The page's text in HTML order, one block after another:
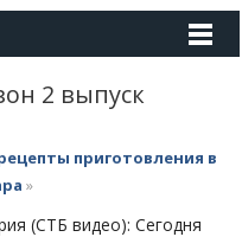
2 выпуск
приготовления в
»
(СТБ видео): Сегодня